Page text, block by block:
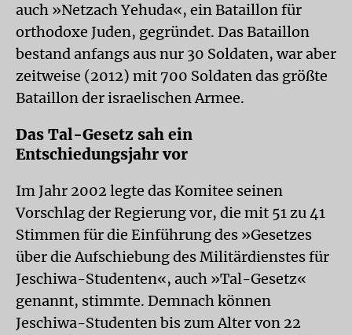
auch »Netzach Yehuda«, ein Bataillon für
orthodoxe Juden, gegründet. Das Bataillon
bestand anfangs aus nur 30 Soldaten, war aber
zeitweise (2012) mit 700 Soldaten das größte
Bataillon der israelischen Armee.
Das Tal-Gesetz sah ein
Entschiedungsjahr vor
Im Jahr 2002 legte das Komitee seinen
Vorschlag der Regierung vor, die mit 51 zu 41
Stimmen für die Einführung des »Gesetzes
über die Aufschiebung des Militärdienstes für
Jeschiwa-Studenten«, auch »Tal-Gesetz«
genannt, stimmte. Demnach können
Jeschiwa-Studenten bis zum Alter von 22